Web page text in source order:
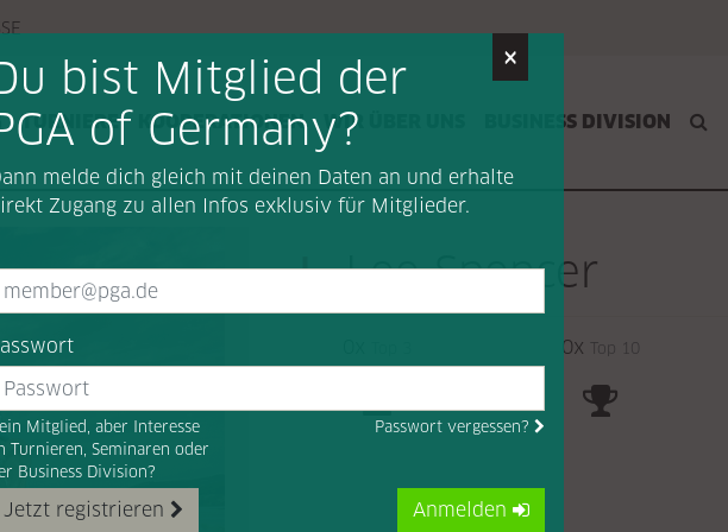
TURNIERE KOOPERATIONEN WIR ÜBER UNS BUSINESS DIVISION
Lee Spencer
0x Top 10
×
bist Mitglied der
of Germany?
melde dich gleich mit deinen Daten an und erhalte
Zugang zu allen Infos exklusiv für Mitglieder.
Mitglied, aber Interesse
Turnieren, Seminaren oder
Business Division?
Passwort vergessen?
Jetzt registrieren Anmelden